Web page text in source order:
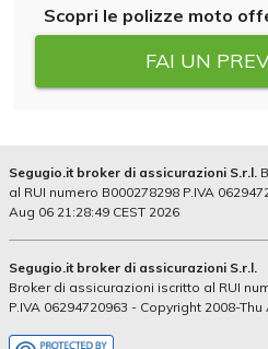
Scopri le polizze moto
FAI UN
Segugio.it broker di assicurazioni S.r.l.
al RUI numero B000278298 P.IVA
Aug 06 21:28:49 CEST 2026
Segugio.it broker di assicurazioni S.r.l.
Broker di assicurazioni iscritto al RUI
P.IVA 06294720963 - Copyright 2008-Thu